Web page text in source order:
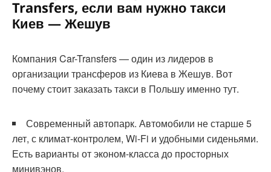
Transfers, если вам нужно такси
Киев — Жешув
Компания Car-Transfers — один из лидеров в
организации трансферов из Киева в Жешув. Вот
почему стоит заказать такси в Польшу именно тут.
Современный автопарк. Автомобили не старше 5
лет, с климат-контролем, Wi-Fi и удобными сиденьями.
Есть варианты от эконом-класса до просторных
минивэнов.